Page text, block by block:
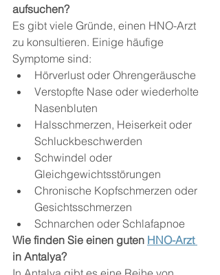
aufsuchen?
Es gibt viele Gründe, einen HNO-Arzt
zu konsultieren. Einige häufige
Symptome sind:
Hörverlust oder Ohrengeräusche
Verstopfte Nase oder wiederholte
Nasenbluten
Halsschmerzen, Heiserkeit oder
Schluckbeschwerden
Schwindel oder
Gleichgewichtsstörungen
Chronische Kopfschmerzen oder
Gesichtsschmerzen
Schnarchen oder Schlafapnoe
Wie finden Sie einen guten HNO-Arzt
in Antalya?